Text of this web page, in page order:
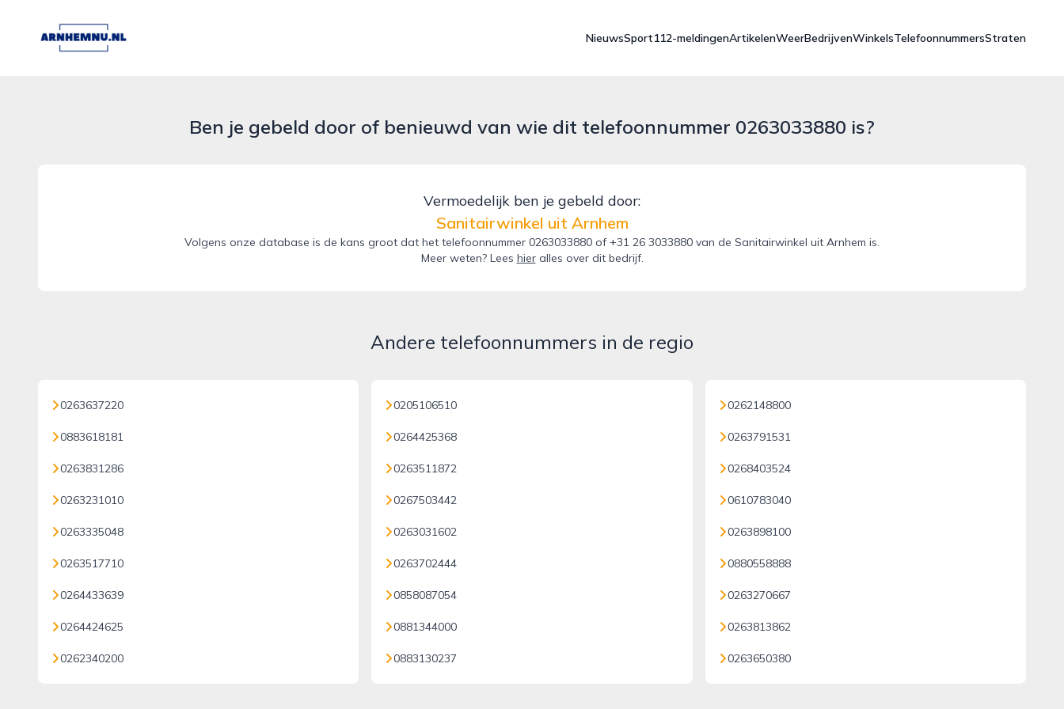
arnhemnu.nl
NieuwsSport112-meldingenArtikelenWeerBedrijvenWinkelsTelefoonnummersStraten
Ben je gebeld door of benieuwd van wie dit telefoonnummer 0263033880 is?
Vermoedelijk ben je gebeld door:
Sanitairwinkel uit Arnhem
Volgens onze database is de kans groot dat het telefoonnummer 0263033880 of +31 26 3033880 van de Sanitairwinkel uit Arnhem is.
Meer weten? Lees hieralles over dit bedrijf.
Andere telefoonnummers in de regio
0263637220
0883618181
0263831286
0263231010
0263335048
0263517710
0264433639
0264424625
0262340200
0205106510
0264425368
0263511872
0267503442
0263031602
0263702444
0858087054
0881344000
0883130237
0262148800
0263791531
0268403524
0610783040
0263898100
0880558888
0263270667
0263813862
0263650380